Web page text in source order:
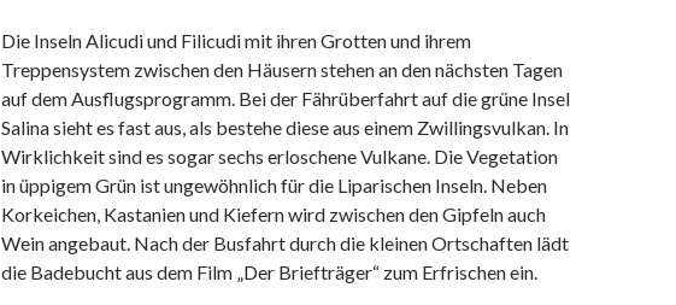
Die Inseln Alicudi und Filicudi mit ihren Grotten und ihrem
Treppensystem zwischen den Häusern stehen an den nächsten Tagen
auf dem Ausflugsprogramm. Bei der Fährüberfahrt auf die grüne Insel
Salina sieht es fast aus, als bestehe diese aus einem Zwillingsvulkan. In
Wirklichkeit sind es sogar sechs erloschene Vulkane. Die Vegetation
in üppigem Grün ist ungewöhnlich für die Liparischen Inseln. Neben
Korkeichen, Kastanien und Kiefern wird zwischen den Gipfeln auch
Wein angebaut. Nach der Busfahrt durch die kleinen Ortschaften lädt
die Badebucht aus dem Film „Der Briefträger“ zum Erfrischen ein.